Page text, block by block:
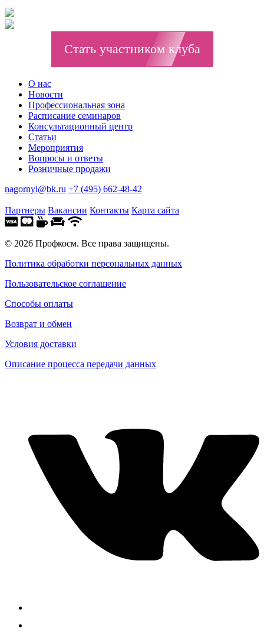
Стать участником клуба
О нас
Новости
Профессиональная зона
Расписание семинаров
Консультационный центр
Статьи
Мероприятия
Вопросы и ответы
Розничные продажи
nagornyi@bk.ru +7 (495) 662-48-42
Партнеры Вакансии Контакты Карта сайта
© 2026 Профкосм. Все права защищены.
Политика обработки персональных данных
Пользовательское соглашение
Способы оплаты
Возврат и обмен
Условия доставки
Описание процесса передачи данных